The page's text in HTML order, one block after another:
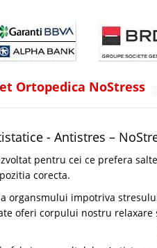
Ortopedica NoStress
- Antistres –
pentru cei ce prefera
corecta.
organsmului impotriva
oferi corpului nostru